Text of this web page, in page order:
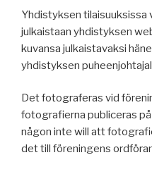
Yhdistyksen tilaisuuksissa
julkaistaan yhdistyksen
kuvansa julkaistavaksi
yhdistyksen
Det fotograferas vid
fotografierna publiceras
någon inte will att
det till föreningens